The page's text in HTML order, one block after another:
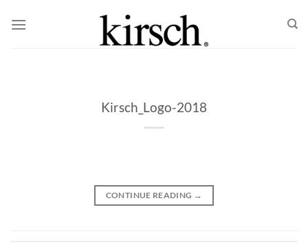
Kirsch_Logo-2018
CONTINUE READING →